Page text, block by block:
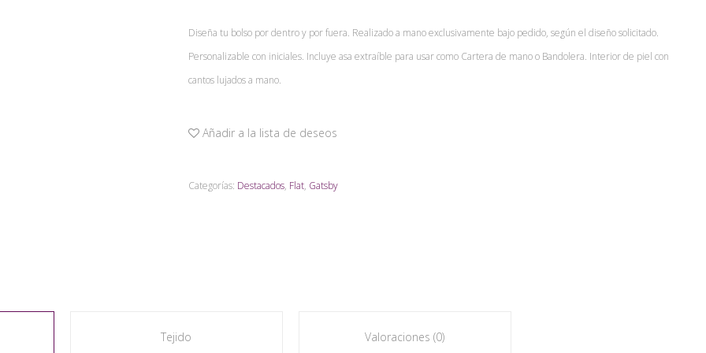
Diseña tu bolso por dentro y por fuera. Realizado a mano exclusivamente bajo pedido, según el diseño solicitado.
Personalizable con iniciales. Incluye asa extraíble para usar como Cartera de mano o Bandolera. Interior de piel con
cantos lujados a mano.
Añadir a la lista de deseos
Categorías: Destacados, Flat, Gatsby
Tejido Valoraciones (0)